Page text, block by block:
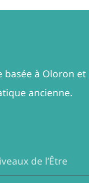
à Oloron
ancienne.
de l’Être